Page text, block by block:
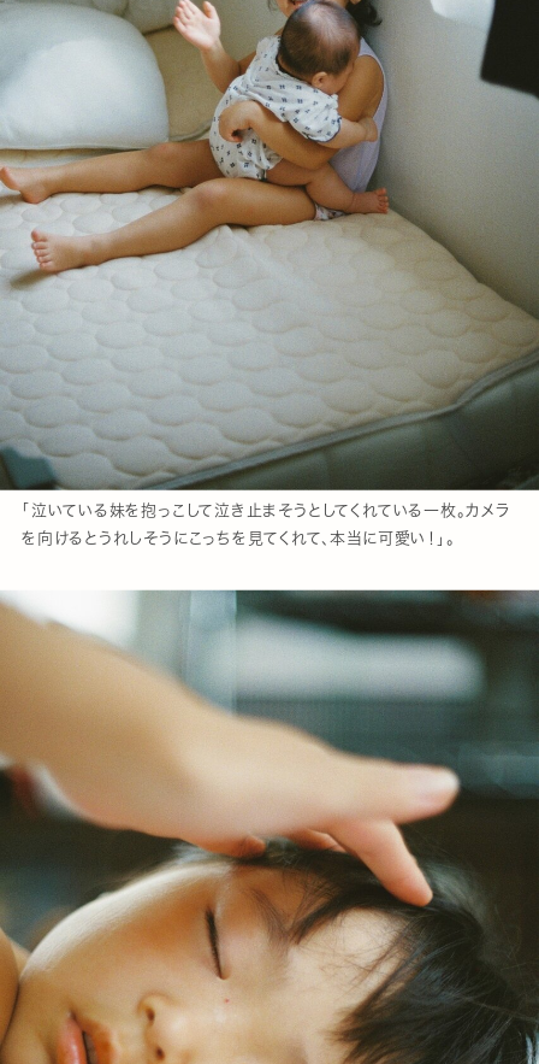
「泣いている妹を抱っこして泣き止まそうとしてくれている一枚。カメラ
を向けるとうれしそうにこっちを見てくれて、本当に可愛い！」。